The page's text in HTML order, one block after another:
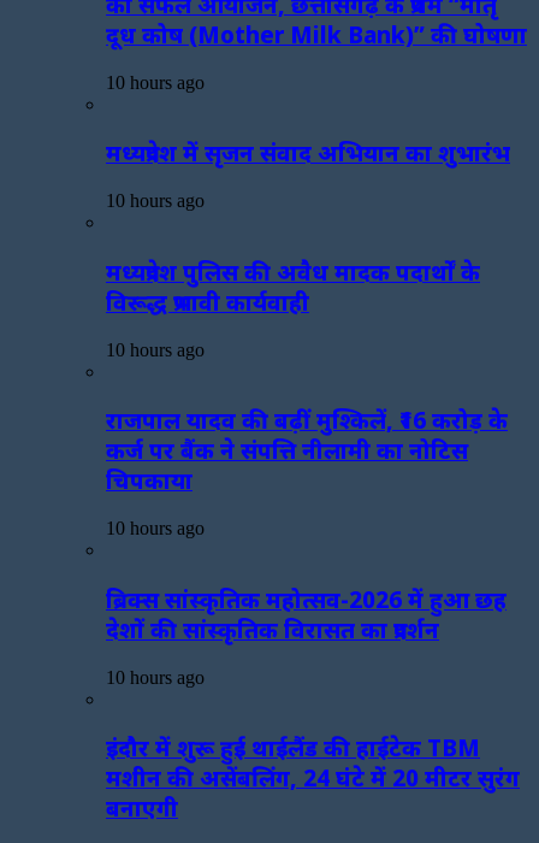
दूध कोष (Mother Milk Bank)” की घोषणा
10 hours ago
मध्यप्रदेश में सृजन संवाद अभियान का शुभारंभ
10 hours ago
मध्यप्रदेश पुलिस की अवैध मादक पदार्थों के
विरूद्ध प्रभावी कार्यवाही
10 hours ago
राजपाल यादव की बढ़ीं मुश्किलें, ₹16 करोड़ के
कर्ज पर बैंक ने संपत्ति नीलामी का नोटिस
चिपकाया
10 hours ago
ब्रिक्स सांस्कृतिक महोत्सव-2026 में हुआ छह
देशों की सांस्कृतिक विरासत का प्रदर्शन
10 hours ago
इंदौर में शुरू हुई थाईलैंड की हाईटेक TBM
मशीन की असेंबलिंग, 24 घंटे में 20 मीटर सुरंग
बनाएगी